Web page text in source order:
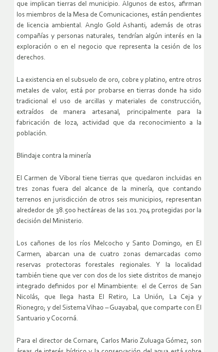
que implican tierras del municipio. Algunos de estos, afirman
los miembros de la Mesa de Comunicaciones, están pendientes
de licencia ambiental. Anglo Gold Ashanti, además de otras
compañías y personas naturales, tendrían algún interés en la
exploración o en el negocio que representa la cesión de los
derechos.
La existencia en el subsuelo de oro, cobre y platino, entre otros
metales de valor, está por probarse en tierras donde ha sido
tradicional el uso de arcillas y materiales de construcción,
extraídos de manera artesanal, principalmente para la
fabricación de loza, actividad que da reconocimiento a la
población.
Blindaje contra la minería
El Carmen de Viboral tiene tierras que quedaron incluidas en
tres zonas fuera del alcance de la minería, que contando
terrenos en jurisdicción de otros seis municipios, representan
alrededor de 38.500 hectáreas de las 101.704 protegidas por la
decisión del Ministerio.
Los cañones de los ríos Melcocho y Santo Domingo, en El
Carmen, abarcan una de cuatro zonas demarcadas como
reservas protectoras forestales regionales. Y la localidad
también tiene que ver con dos de los siete distritos de manejo
integrado definidos por el Minambiente: el de Cerros de San
Nicolás, que llega hasta El Retiro, La Unión, La Ceja y
Rionegro; y del Sistema Vihao – Guayabal, que comparte con El
Santuario y Cocorná.
Para el director de Cornare, Carlos Mario Zuluaga Gómez, son